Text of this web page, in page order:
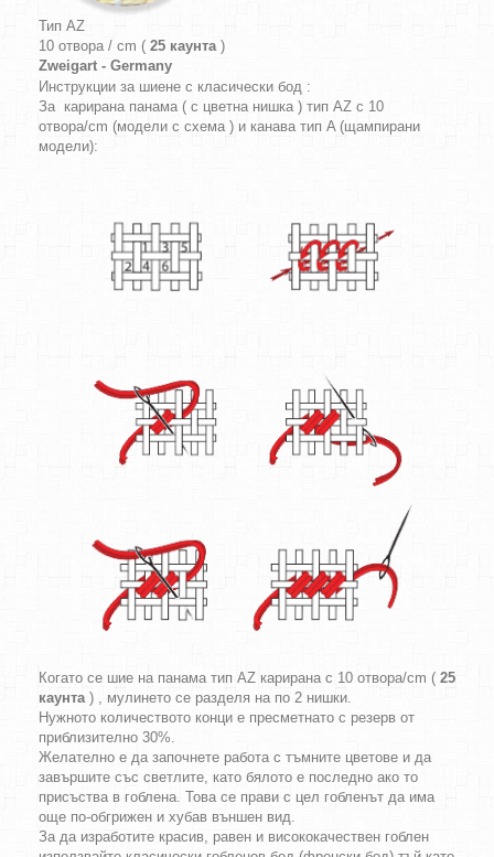
Тип AZ
10 отвора / cm ( 25 каунта)
Zweigart - Germany
Инструкции за шиене с класически бод :
За карирана панама ( с цветна нишка ) тип AZ с 10
отвора/cm (модели с схема ) и канава тип A (щампирани
модели):
Когато се шие на панама тип AZ карирана с 10 отвора/cm ( 25
каунта) , мулинето се разделя на по 2 нишки.
Нужното количеството конци е пресметнато с резерв от
приблизително 30%.
Желателно е да започнете работа с тъмните цветове и да
завършите със светлите, като бялото е последно ако то
присъства в гоблена. Това се прави с цел гобленът да има
още по-обгрижен и хубав външен вид.
За да изработите красив, равен и висококачествен гоблен